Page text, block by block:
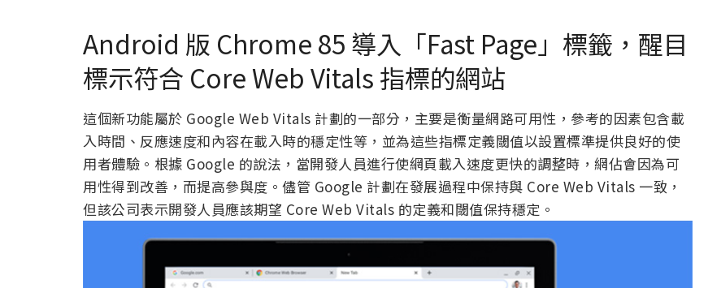
Android 版 Chrome 85 導入「Fast Page」標籤，醒目
標示符合 Core Web Vitals 指標的網站
這個新功能屬於 Google Web Vitals 計劃的一部分，主要是衡量網路可用性，參考的因素包含載
入時間、反應速度和內容在載入時的穩定性等，並為這些指標定義閾值以設置標準提供良好的使
用者體驗。根據 Google 的說法，當開發人員進行使網頁載入速度更快的調整時，網佔會因為可
用性得到改善，而提高參與度。儘管 Google 計劃在發展過程中保持與 Core Web Vitals 一致，
但該公司表示開發人員應該期望 Core Web Vitals 的定義和閾值保持穩定。